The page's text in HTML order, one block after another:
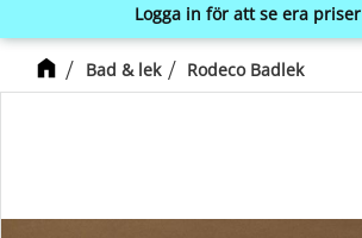
Logga in för att se era priser
Bad & lek Rodeco Badlek